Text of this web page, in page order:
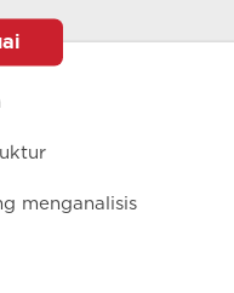
menganalisis